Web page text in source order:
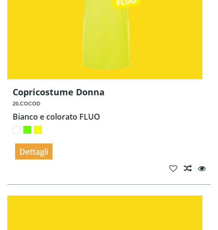
Copricostume Donna
20.COCOD
Bianco e colorato FLUO
Dettagli